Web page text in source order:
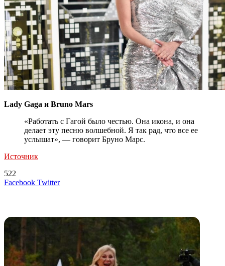
Lady Gaga и Bruno Mars
«Работать с Гагой было честью. Она икона, и она
делает эту песню волшебной. Я так рад, что все ее
услышат», — говорит Бруно Марс.
Источник
522
Facebook TwitterLinkedIn
Tumblr
Reddit
Вконтакте
Одноклассники
Skype
Messenger
Messenger
WhatsApp
Telegram
Viber
Line
Поделиться
Печатать